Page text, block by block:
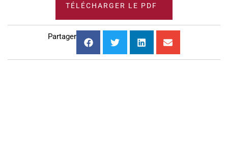
TÉLÉCHARGER LE PDF
Partager